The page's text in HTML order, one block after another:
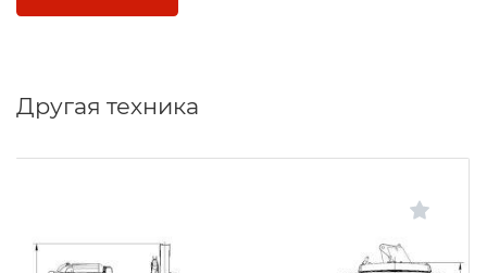
Другая техника